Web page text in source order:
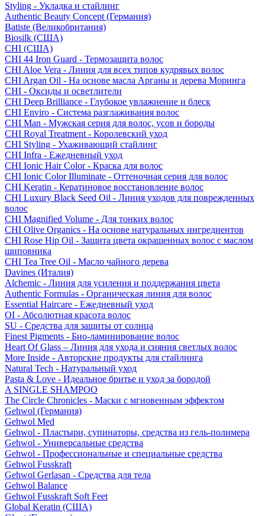
Styling - Укладка и стайлинг
Authentic Beauty Concept (Германия)
Batiste (Великобритания)
Biosilk (США)
CHI (США)
CHI 44 Iron Guard - Термозащита волос
CHI Aloe Vera - Линия для всех типов кудрявых волос
CHI Argan Oil - На основе масла Арганы и дерева Моринга
CHI - Оксиды и осветлители
CHI Deep Brilliance - Глубокое увлажнение и блеск
CHI Enviro - Система разглаживания волос
CHI Man - Мужская серия для волос, усов и бороды
CHI Royal Treatment - Королевский уход
CHI Styling - Ухаживающий стайлинг
CHI Infra - Ежедневный уход
CHI Ionic Hair Color - Краска для волос
CHI Ionic Color Illuminate - Оттеночная серия для волос
CHI Keratin - Кератиновое восстановление волос
CHI Luxury Black Seed Oil - Линия уходов для поврежденных
волос
CHI Magnified Volume - Для тонких волос
CHI Olive Organics - На основе натуральных ингредиентов
CHI Rose Hip Oil - Защита цвета окрашенных волос с маслом
шиповника
CHI Tea Tree Oil - Масло чайного дерева
Davines (Италия)
Alchemic - Линия для усиления и поддержания цвета
Authentic Formulas - Органическая линия для волос
Essential Haircare - Eжедневный уход
OI - Абсолютная красота волос
SU - Средства для защиты от солнца
Finest Pigments - Био-ламинирование волос
Heart Of Glass – Линия для ухода и сияния светлых волос
More Inside - Авторские продукты для стайлинга
Natural Tech - Натуральный уход
Pasta & Love - Идеальное бритье и уход за бородой
A SINGLE SHAMPOO
The Circle Chronicles - Маски с мгновенным эффектом
Gehwol (Германия)
Gehwol Med
Gehwol - Пластыри, супинаторы, средства из гель-полимера
Gehwol - Универсальные средства
Gehwol - Профессиональные и специальные средства
Gehwol Fusskraft
Gehwol Gerlasan - Средства для тела
Gehwol Balance
Gehwol Fusskraft Soft Feet
Global Keratin (США)